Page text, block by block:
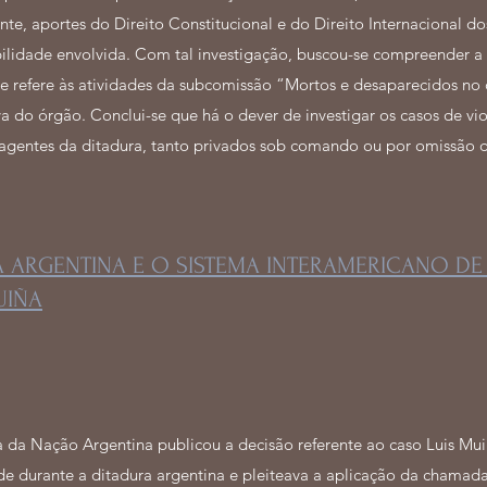
aportes do Direito Constitucional e do Direito Internacional
envolvida. Com tal investigação, buscou-se compreender
refere às atividades da subcomissão “Mortos e desaparecidos
do órgão. Conclui-se que há o dever de investigar os casos de
da ditadura, tanto privados sob comando ou por omissão
ARGENTINA E O SISTEMA INTERAMERICANO
da Nação Argentina publicou a decisão referente ao caso Luis
durante a ditadura argentina e pleiteava a aplicação da